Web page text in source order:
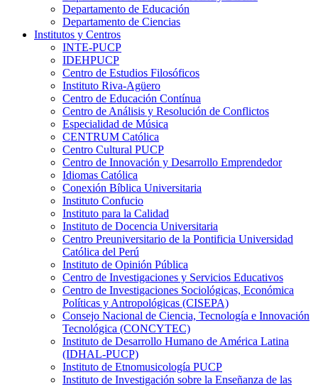
Departamento de Educación
Departamento de Ciencias
Institutos y Centros
INTE-PUCP
IDEHPUCP
Centro de Estudios Filosóficos
Instituto Riva-Agüero
Centro de Educación Contínua
Centro de Análisis y Resolución de Conflictos
Especialidad de Música
CENTRUM Católica
Centro Cultural PUCP
Centro de Innovación y Desarrollo Emprendedor
Idiomas Católica
Conexión Bíblica Universitaria
Instituto Confucio
Instituto para la Calidad
Instituto de Docencia Universitaria
Centro Preuniversitario de la Pontificia Universidad
Católica del Perú
Instituto de Opinión Pública
Centro de Investigaciones y Servicios Educativos
Centro de Investigaciones Sociológicas, Económica
Políticas y Antropológicas (CISEPA)
Consejo Nacional de Ciencia, Tecnología e Innovación
Tecnológica (CONCYTEC)
Instituto de Desarrollo Humano de América Latina
(IDHAL-PUCP)
Instituto de Etnomusicología PUCP
Instituto de Investigación sobre la Enseñanza de las